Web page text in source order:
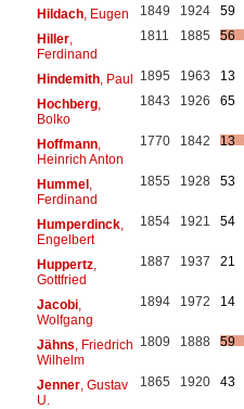
Hildach, Eugen 1849 1924
59
Hiller,
Ferdinand
1811 1885 56
Hindemith, Paul 1895 1963
13
Hochberg,
Bolko
1843 1926 65
Hoffmann,
Heinrich Anton
1770 1842 13
Hummel,
Ferdinand
1855 1928 53
Humperdinck,
Engelbert
1854 1921 54
Huppertz,
Gottfried
1887 1937 21
Jacobi,
Wolfgang
1894 1972 14
Jähns , Friedrich
Wilhelm
1809 1888 59
Jenner, Gustav
U.
1865 1920 43